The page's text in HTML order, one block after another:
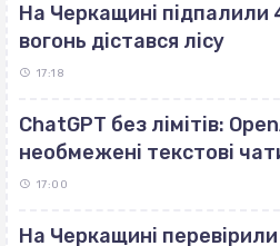
На Черкащині підпалили
вогонь дістався лісу
17:18
ChatGPT без лімітів:
необмежені текстові
17:00
На Черкащині